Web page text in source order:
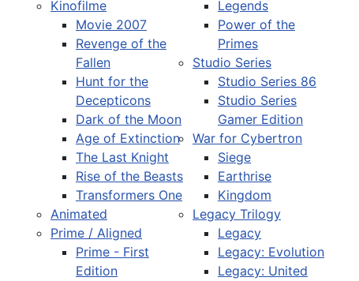
Kinofilme
Movie 2007
Revenge of the
Fallen
Hunt for the
Decepticons
Dark of the Moon
Age of Extinction
The Last Knight
Rise of the Beasts
Transformers One
Animated
Prime / Aligned
Prime - First
Edition
Legends
Power of the
Primes
Studio Series
Studio Series 86
Studio Series
Gamer Edition
War for Cybertron
Siege
Earthrise
Kingdom
Legacy Trilogy
Legacy
Legacy: Evolution
Legacy: United